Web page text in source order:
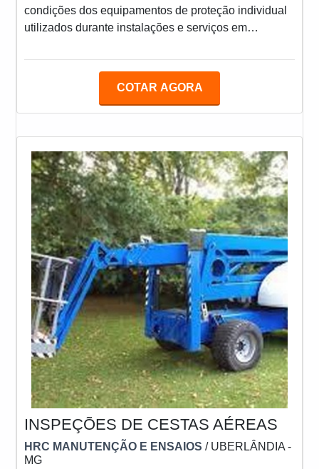
condições dos equipamentos de proteção individual
utilizados durante instalações e serviços em
os ensaios elétricos em EPI utilizados para serviços
classe B; Cobertura para condutor; Cesto Aéreo
COTAR AGORA
INSPEÇÕES DE CESTAS AÉREAS
HRC MANUTENÇÃO E ENSAIOS / UBERLÂNDIA -
MG